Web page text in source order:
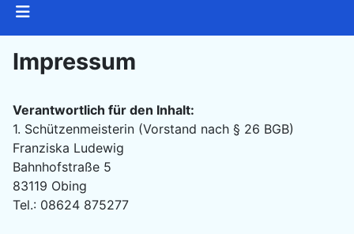
Impressum
Verantwortlich für den Inhalt:
1. Schützenmeisterin (Vorstand nach § 26 BGB)
Franziska Ludewig
Bahnhofstraße 5
83119 Obing
Tel.: 08624 875277